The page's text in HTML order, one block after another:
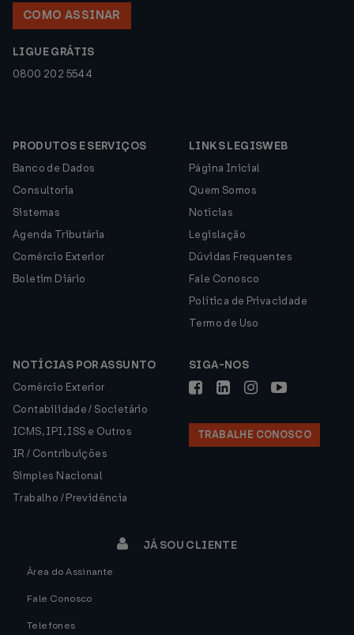
COMO ASSINAR
LIGUE GRÁTIS
0800 202 5544
PRODUTOS E SERVIÇOS
Banco de Dados
Consultoria
Sistemas
Agenda Tributária
Comércio Exterior
Boletim Diário
LINKS LEGISWEB
Página Inicial
Quem Somos
Notícias
Legislação
Dúvidas Frequentes
Fale Conosco
Política de Privacidade
Termo de Uso
NOTÍCIAS POR ASSUNTO
Comércio Exterior
Contabilidade / Societário
ICMS, IPI, ISS e Outros
IR / Contribuições
Simples Nacional
Trabalho / Previdência
SIGA-NOS
TRABALHE CONOSCO
JÁ SOU CLIENTE
Área do Assinante
Fale Conosco
Telefones